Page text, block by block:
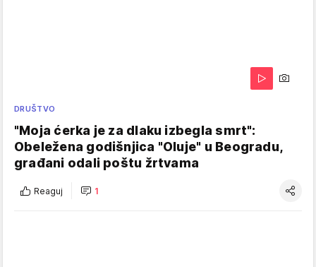
DRUŠTVO
"Moja ćerka je za dlaku izbegla smrt":
Obeležena godišnjica "Oluje" u Beogradu,
građani odali poštu žrtvama
Reaguj 1